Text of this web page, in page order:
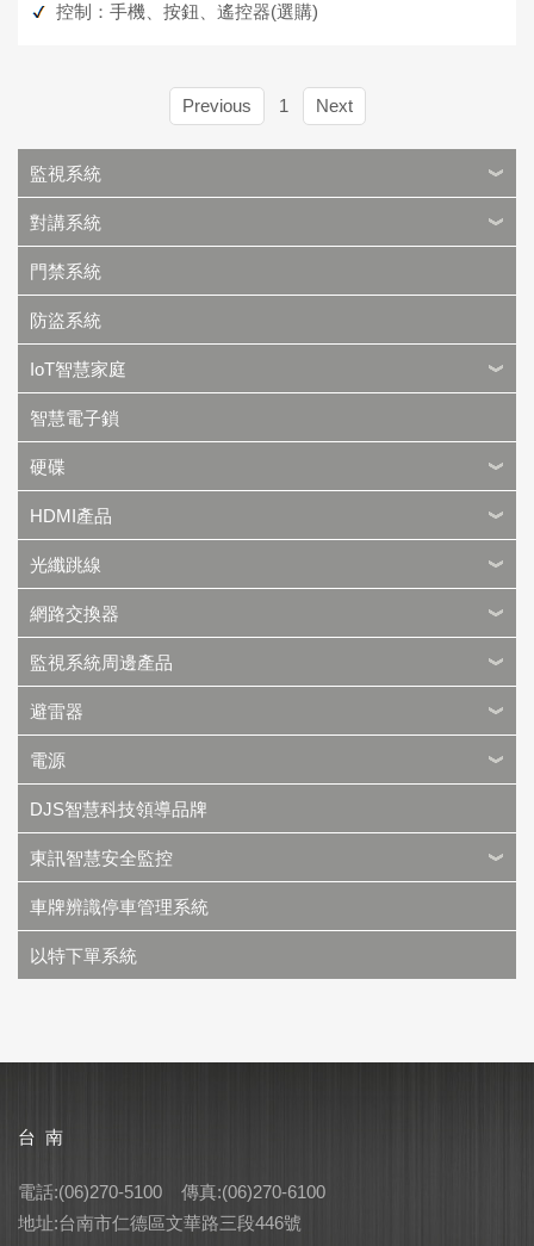
控制：手機、按鈕、遙控器(選購)
Previous 1 Next
監視系統
對講系統
門禁系統
防盜系統
IoT智慧家庭
智慧電子鎖
硬碟
HDMI產品
光纖跳線
網路交換器
監視系統周邊產品
避雷器
電源
DJS智慧科技領導品牌
東訊智慧安全監控
車牌辨識停車管理系統
以特下單系統
台 南
電話:(06)270-5100 傳真:(06)270-6100
地址:台南市仁德區文華路三段446號